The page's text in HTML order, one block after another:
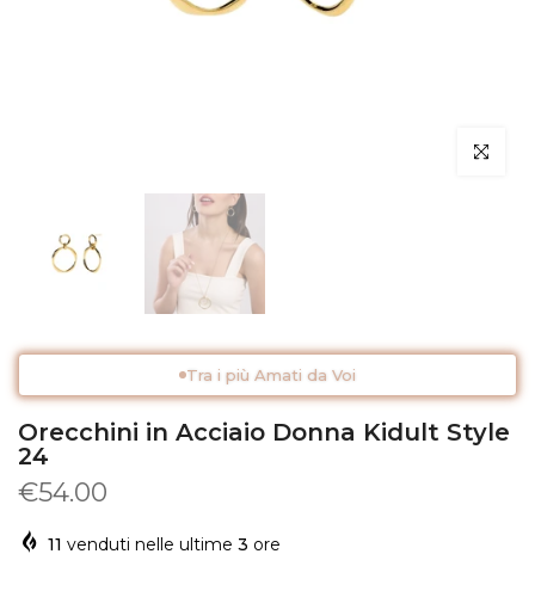
Clicca per
Tra i più Amati da Voi
Orecchini in Acciaio Donna Kidult Style
24
€54.00
11 venduti nelle ultime 3 ore